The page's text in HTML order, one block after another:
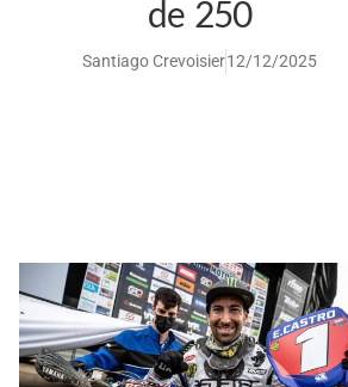
de 250
Santiago Crevoisier12/12/2025